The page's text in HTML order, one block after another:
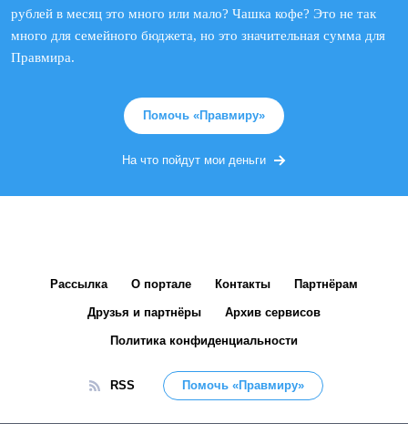
рублей в месяц это много или мало? Чашка кофе? Это не так
много для семейного бюджета, но это значительная сумма для
Правмира.
Помочь «Правмиру»
На что пойдут мои деньги
Рассылка О портале Контакты Партнёрам
Друзья и партнёры Архив сервисов
Политика конфиденциальности
RSS Помочь «Правмиру»